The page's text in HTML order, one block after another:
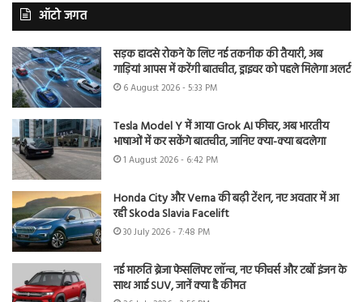
ऑटो जगत
सड़क हादसे रोकने के लिए नई तकनीक की तैयारी, अब
गाड़ियां आपस में करेंगी बातचीत, ड्राइवर को पहले मिलेगा अलर्ट
6 August 2026 - 5:33 PM
Tesla Model Y में आया Grok AI फीचर, अब भारतीय
भाषाओं में कर सकेंगे बातचीत, जानिए क्या-क्या बदलेगा
1 August 2026 - 6:42 PM
Honda City और Verna की बढ़ी टेंशन, नए अवतार में आ
रही Skoda Slavia Facelift
30 July 2026 - 7:48 PM
नई मारुति ब्रेजा फेसलिफ्ट लॉन्च, नए फीचर्स और टर्बो इंजन के
साथ आई SUV, जानें क्या है कीमत